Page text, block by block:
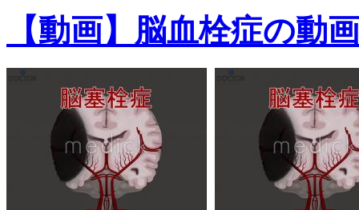
【動画】脳血栓症の動画